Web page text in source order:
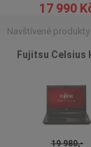
17 990
Navštívené produkty
Fujitsu Celsius
19 980,-